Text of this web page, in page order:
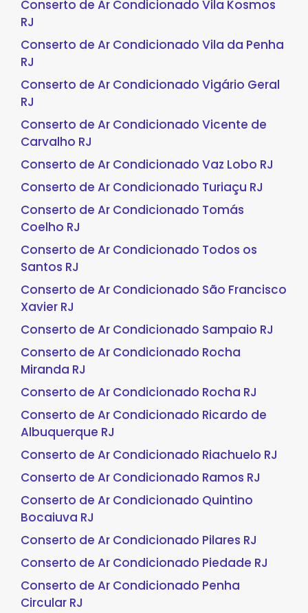
Conserto de Ar Condicionado Vila Kosmos
RJ
Conserto de Ar Condicionado Vila da Penha
RJ
Conserto de Ar Condicionado Vigário Geral
RJ
Conserto de Ar Condicionado Vicente de
Carvalho RJ
Conserto de Ar Condicionado Vaz Lobo RJ
Conserto de Ar Condicionado Turiaçu RJ
Conserto de Ar Condicionado Tomás
Coelho RJ
Conserto de Ar Condicionado Todos os
Santos RJ
Conserto de Ar Condicionado São Francisco
Xavier RJ
Conserto de Ar Condicionado Sampaio RJ
Conserto de Ar Condicionado Rocha
Miranda RJ
Conserto de Ar Condicionado Rocha RJ
Conserto de Ar Condicionado Ricardo de
Albuquerque RJ
Conserto de Ar Condicionado Riachuelo RJ
Conserto de Ar Condicionado Ramos RJ
Conserto de Ar Condicionado Quintino
Bocaiuva RJ
Conserto de Ar Condicionado Pilares RJ
Conserto de Ar Condicionado Piedade RJ
Conserto de Ar Condicionado Penha
Circular RJ